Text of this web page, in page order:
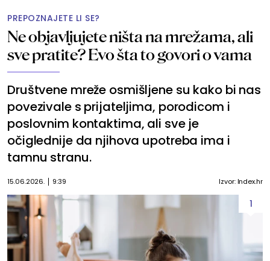
PREPOZNAJETE LI SE?
Ne objavljujete ništa na mrežama, ali
sve pratite? Evo šta to govori o vama
Društvene mreže osmišljene su kako bi nas
povezivale s prijateljima, porodicom i
poslovnim kontaktima, ali sve je
očiglednije da njihova upotreba ima i
tamnu stranu.
15.06.2026. 9:39 Izvor: Index.hr
1